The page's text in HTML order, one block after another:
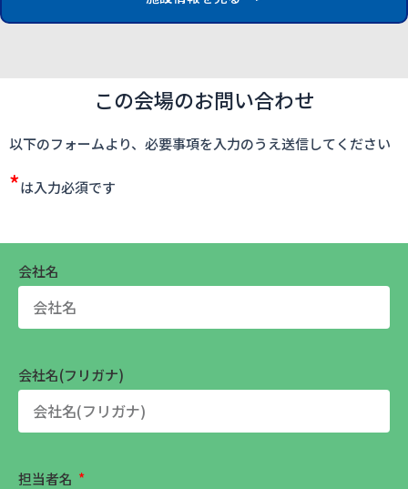
この会場のお問い合わせ
以下のフォームより、必要事項を入力のうえ送信してください
*は入力必須です
会社名
会社名(フリガナ)
担当者名